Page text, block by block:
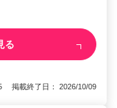
る
掲載終了日： 2026/10/09